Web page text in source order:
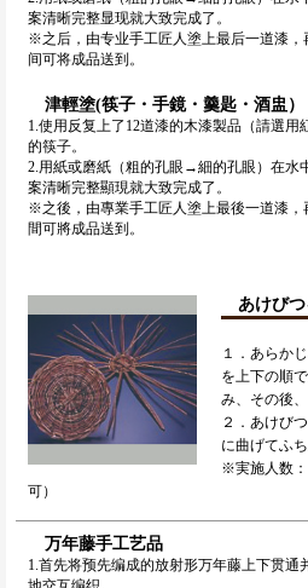
案清晰完整显现就大致完成了。
※之后，由专业手工匠人塗上最后一道漆
间可将成品送到。
津輕塗(筷子・手鏡・羹匙・
1.使用反复上了12道漆的木漆製品（請選
的筷子。
2.用紙或磨紙（粗的孔眼→細的孔眼）在水
案清晰完整顯現就大致完成了。
※之後，由專業手工匠人塗上最後一道漆
間可將成品送到。
あけび
１．あらか
を上下の順
み、その後
２．あけび
に曲げてふ
※実施人数
可）
万年藤手工艺品
1.首先将预先编成的放射形万年藤上下贯通